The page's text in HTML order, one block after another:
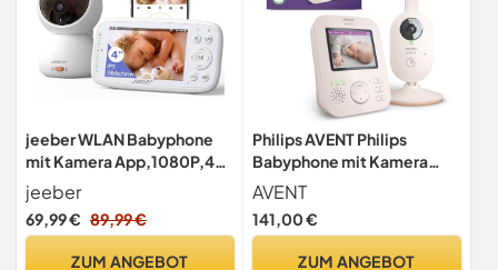
jeeber WLAN Babyphone
mit Kamera App,1080P,4-
Zoll-IPS Baby Monitor,PTZ
360°
jeeber
69,99 € 89,99 €
ZUM ANGEBOT
Philips AVENT Philips
Babyphone mit Kamera
Advanced - DEKRA
Zertifiziert privat und sicher
- 2.8" Display, x2 Zoom,
AVENT
141,00 €
ZUM ANGEBOT